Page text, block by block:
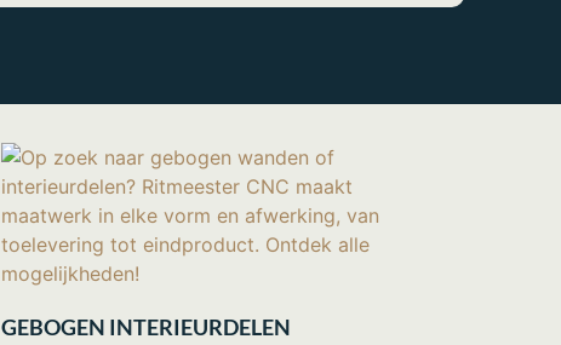
GEBOGEN INTERIEURDELEN